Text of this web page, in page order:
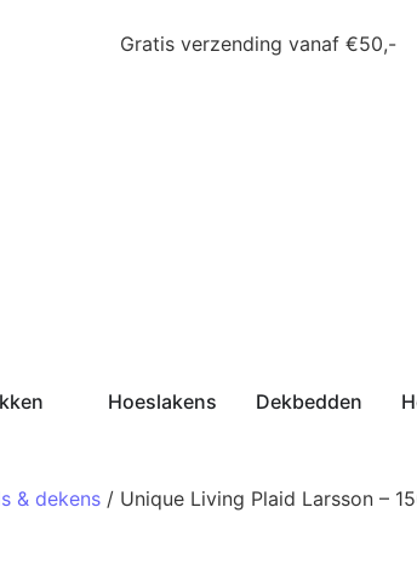
Gratis verzending vanaf €50,-
Hoeslakens Dekbedden
& dekens / Unique Living Plaid Larsson –